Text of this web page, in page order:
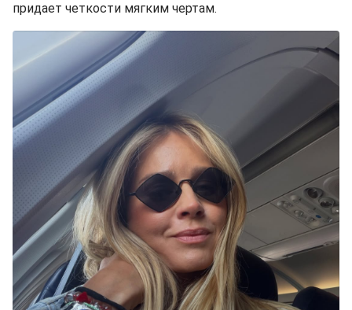
придает четкости мягким чертам.